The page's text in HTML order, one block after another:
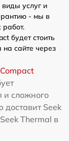
услуг и
- мы в
будет стоить
сайте через
и сложного
доставит Seek
Thermal в